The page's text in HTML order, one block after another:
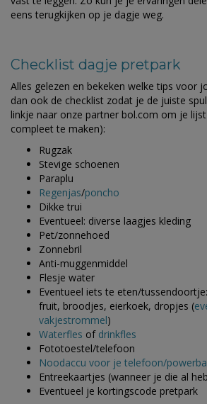
eens terugkijken op je dagje weg.
Checklist dagje pretpark
Alles gelezen en bekeken welke tips voor
dan ook de checklist zodat je de juiste
linkje naar onze partner bol.com om je
compleet te maken):
Rugzak
Stevige schoenen
Paraplu
Regenjas/poncho
Dikke trui
Eventueel: diverse laagjes kleding
Pet/zonnehoed
Zonnebril
Anti-muggenmiddel
Flesje water
Eventueel iets te eten/
fruit, broodjes, eierkoek, dropjes (
vakjestrommel)
Waterfles of drinkfles
Fototoestel/telefoon
Noodaccu voor je telefoon/
Entreekaartjes (wanneer je die al
Eventueel je kortingscode pretpark